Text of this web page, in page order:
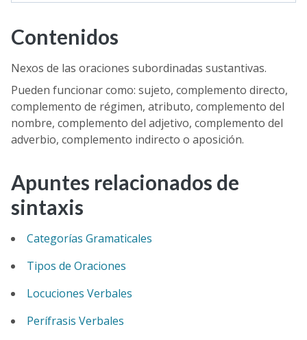
Contenidos
Nexos de las oraciones subordinadas sustantivas.
Pueden funcionar como: sujeto, complemento directo,
complemento de régimen, atributo, complemento del
nombre, complemento del adjetivo, complemento del
adverbio, complemento indirecto o aposición.
Apuntes relacionados de
sintaxis
Categorías Gramaticales
Tipos de Oraciones
Locuciones Verbales
Perífrasis Verbales